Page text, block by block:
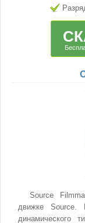
Source
движке Source.
динамического